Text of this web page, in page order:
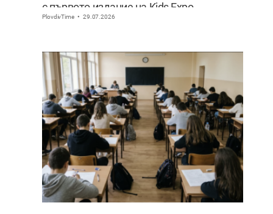
с първото издание на Kids Expo
PlovdivTime 29.07.2026